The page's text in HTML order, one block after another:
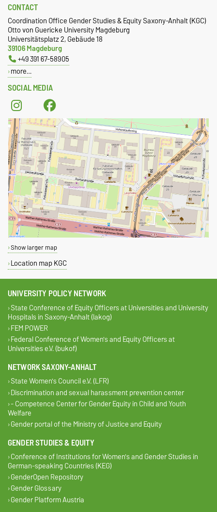
SOCIAL MEDIA
CONTACT
Coordination Office Gender Studies & Equity Saxony-Anhalt (KGC)
Otto von Guericke University Magdeburg
Universitätsplatz 2, Gebäude 18
39106 Magdeburg
+49 391 67-58905
more…
Show larger map
Location map KGC
UNIVERSITY POLICY NETWORK
State Conference of Equity Officers at Universities and University
Hospitals in Saxony-Anhalt (lakog)
FEM POWER
Federal Conference of Women's and Equity Officers at
Universities e.V. (bukof)
NETWORK SAXONY-ANHALT
State Women's Council e.V. (LFR)
Discrimination and sexual harassment prevention center
- Competence Center for Gender Equity in Child and Youth
Welfare
Gender portal of the Ministry of Justice and Equity
GENDER STUDIES & EQUITY
Conference of Institutions for Women's and Gender Studies in
German-speaking Countries (KEG)
GenderOpen Repository
Gender Glossary
Gender Platform Austria